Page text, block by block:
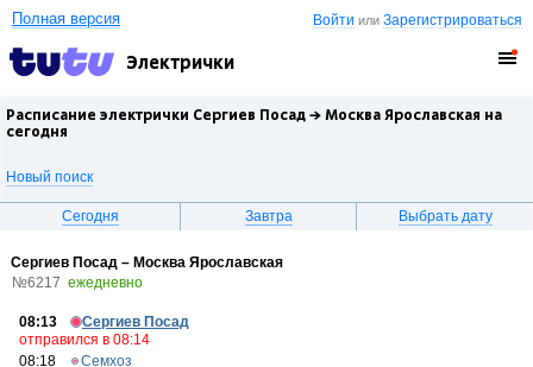
Войти илиЗарегистрироваться
Полная версия
Электрички
Расписание электрички Сергиев Посад → Москва Ярославская на
сегодня
Новый поиск
Сегодня Завтра Выбрать дату
Сергиев Посад – Москва Ярославская
№6217 ежедневно
08:13
Сергиев Посад
отправился в 08:14
08:18
Семхоз